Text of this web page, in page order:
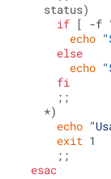
   status)
if [ -f
echo "
else
echo "
fi
     ;;
   *)
echo
exit 1
     ;;
esac